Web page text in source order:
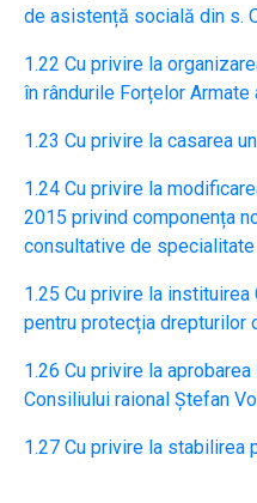
de asistență socială din s.
1.22 Cu privire la
în rândurile Forțelor
1.23 Cu privire la casarea
1.24 Cu privire la
2015 privind componența
consultative de specialitate
1.25 Cu privire la
pentru protecția drepturilor
1.26 Cu privire la
Consiliului raional Ștefan
1.27 Cu privire la stabilirea